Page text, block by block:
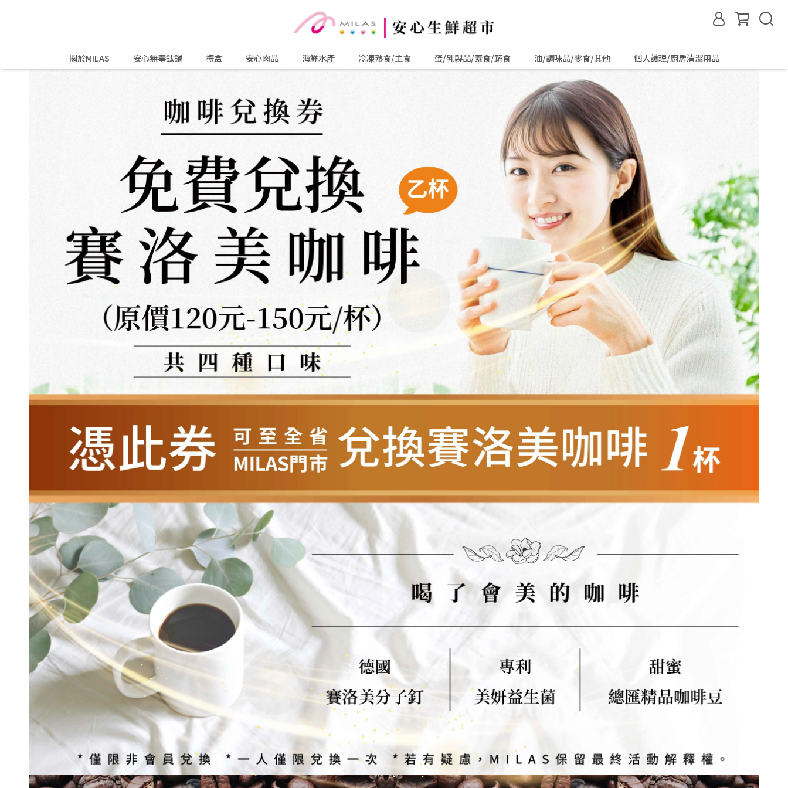
關於MILAS 安心無毒鈦鍋 禮盒 安心肉品 海鮮水產 冷凍熟食/主食 蛋/乳製品/素食/蔬食 油/調味品/零食/其他 個人護理/廚房清潔用品